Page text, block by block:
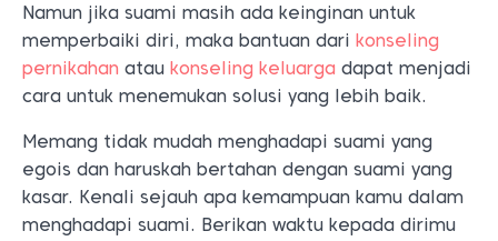
Namun jika suami masih ada keinginan untuk
memperbaiki diri, maka bantuan dari konseling
pernikahan atau konseling keluarga dapat menjadi
cara untuk menemukan solusi yang lebih baik.
Memang tidak mudah menghadapi suami yang
egois dan haruskah bertahan dengan suami yang
kasar. Kenali sejauh apa kemampuan kamu dalam
menghadapi suami. Berikan waktu kepada dirimu